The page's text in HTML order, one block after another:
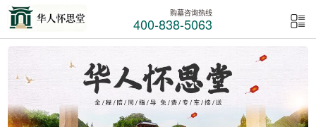
购墓咨询热线
400-838-5063